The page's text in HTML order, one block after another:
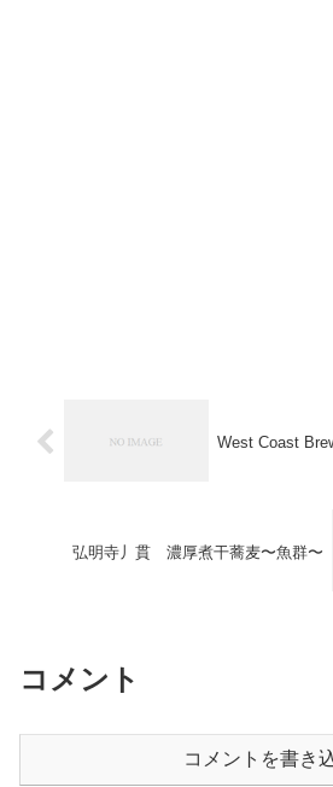
West Coast
弘明寺丿貫 濃厚煮干蕎麦〜魚群〜
コメント
コメントを書き